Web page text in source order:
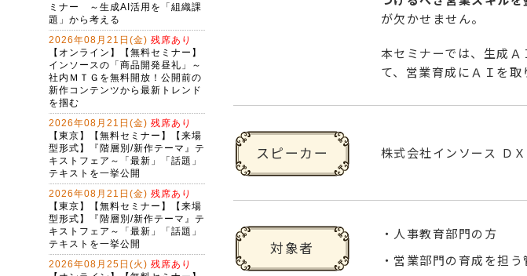
が欠かせません。
本セミナーでは、生成
て、営業育成にＡＩを取
スピーカー 株式会社インソース Ｄ
対象者
・人事教育部門の方
・営業部門の育成を担